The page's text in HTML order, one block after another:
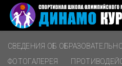
СВЕДЕНИЯ ОБ
ФОТОГАЛЕРЕЯ